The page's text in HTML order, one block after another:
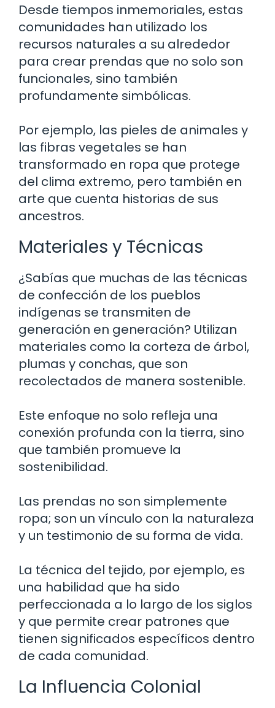
Desde tiempos inmemoriales, estas
comunidades han utilizado los
recursos naturales a su alrededor
para crear prendas que no solo son
funcionales, sino también
profundamente simbólicas.
Por ejemplo, las pieles de animales y
las fibras vegetales se han
transformado en ropa que protege
del clima extremo, pero también en
arte que cuenta historias de sus
ancestros.
Materiales y Técnicas
¿Sabías que muchas de las técnicas
de confección de los pueblos
indígenas se transmiten de
generación en generación? Utilizan
materiales como la corteza de árbol,
plumas y conchas, que son
recolectados de manera sostenible.
Este enfoque no solo refleja una
conexión profunda con la tierra, sino
que también promueve la
sostenibilidad.
Las prendas no son simplemente
ropa; son un vínculo con la naturaleza
y un testimonio de su forma de vida.
La técnica del tejido, por ejemplo, es
una habilidad que ha sido
perfeccionada a lo largo de los siglos
y que permite crear patrones que
tienen significados específicos dentro
de cada comunidad.
La Influencia Colonial